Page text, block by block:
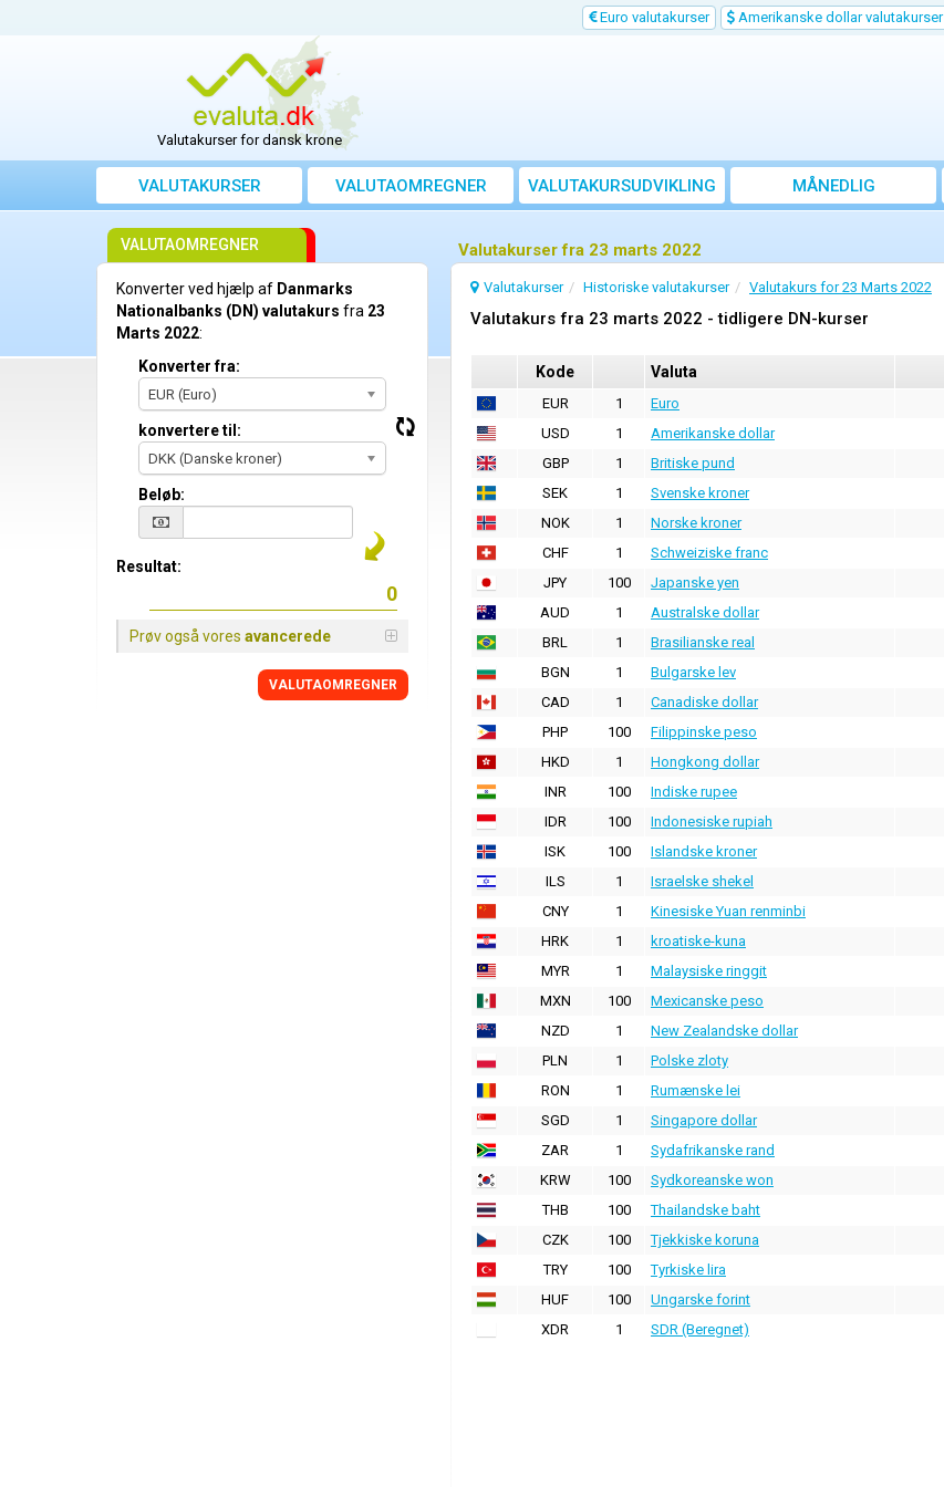
Euro valutakurser Amerikanske dollar valutakurser
Valutakurser for dansk krone
VALUTAKURSER VALUTAOMREGNER VALUTAKURSUDVIKLING
MÅNEDLIG
GENNEMSNITSKURS
Valutakurser fra 23 marts 2022
Valutakurser Historiske valutakurser Valutakurs for 23 Marts 2022
Valutakurs fra 23 marts 2022 - tidligere DN-kurser
Kode Valuta
EUR 1 Euro
USD
1 Amerikanske dollar
GBP
1 Britiske pund
SEK
1 Svenske kroner
NOK
1 Norske kroner
CHF
1 Schweiziske franc
JPY
100 Japanske yen
AUD
1 Australske dollar
BRL
1 Brasilianske real
BGN
1 Bulgarske lev
CAD
1 Canadiske dollar
PHP
100 Filippinske peso
HKD
1 Hongkong dollar
INR
100 Indiske rupee
IDR
100 Indonesiske rupiah
ISK
100 Islandske kroner
ILS
1 Israelske shekel
CNY
1 Kinesiske Yuan renminbi
HRK
1 kroatiske-kuna
MYR
1 Malaysiske ringgit
MXN
100 Mexicanske peso
NZD
1 New Zealandske dollar
PLN
1 Polske zloty
RON
1 Rumænske lei
SGD
1 Singapore dollar
ZAR
1 Sydafrikanske rand
KRW
100 Sydkoreanske won
THB
100 Thailandske baht
CZK
100 Tjekkiske koruna
TRY
100 Tyrkiske lira
HUF
100 Ungarske forint
XDR
1 SDR (Beregnet)
VALUTAOMREGNER
Konverter ved hjælp af Danmarks
Nationalbanks (DN) valutakurs fra 23
Marts 2022:
Konverter fra:
EUR (Euro)
konvertere til:
DKK (Danske kroner)
Beløb:
Resultat:
Prøv også vores avancerede
VALUTAOMREGNER